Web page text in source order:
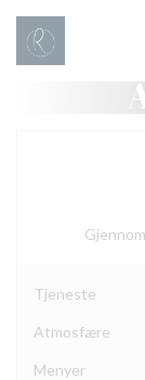
Panel for
Tjeneste
Atmosfære
Menyer